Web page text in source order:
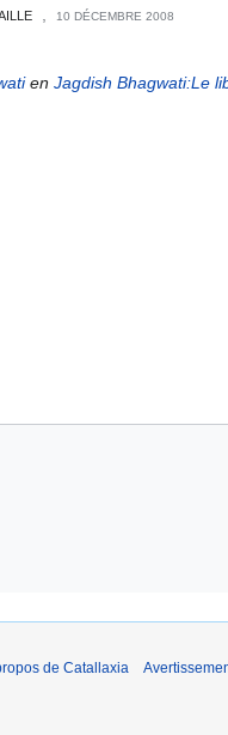
10 DÉCEMBRE 2008
en Jagdish Bhagwati:Le
de Catallaxia